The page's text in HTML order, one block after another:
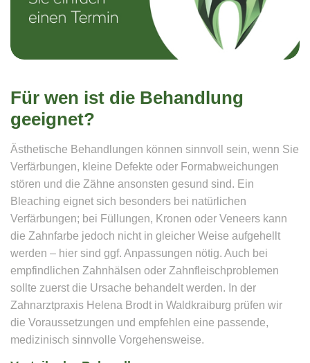
Für wen ist die Behandlung
geeignet?
Ästhetische Behandlungen können sinnvoll sein, wenn Sie
Verfärbungen, kleine Defekte oder Formabweichungen
stören und die Zähne ansonsten gesund sind. Ein
Bleaching eignet sich besonders bei natürlichen
Verfärbungen; bei Füllungen, Kronen oder Veneers kann
die Zahnfarbe jedoch nicht in gleicher Weise aufgehellt
werden – hier sind ggf. Anpassungen nötig. Auch bei
empfindlichen Zahnhälsen oder Zahnfleischproblemen
sollte zuerst die Ursache behandelt werden. In der
Zahnarztpraxis Helena Brodt in Waldkraiburg prüfen wir
die Voraussetzungen und empfehlen eine passende,
medizinisch sinnvolle Vorgehensweise.